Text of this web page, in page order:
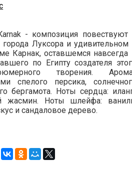
- композиция повествуют
города Луксора и удивительном
Карнак, оставшемся навсегда
по Египту создателя
творения.
спелого персика,
бергамота. Ноты сердца:
жасмин. Ноты шлейфа:
и сандаловое дерево.